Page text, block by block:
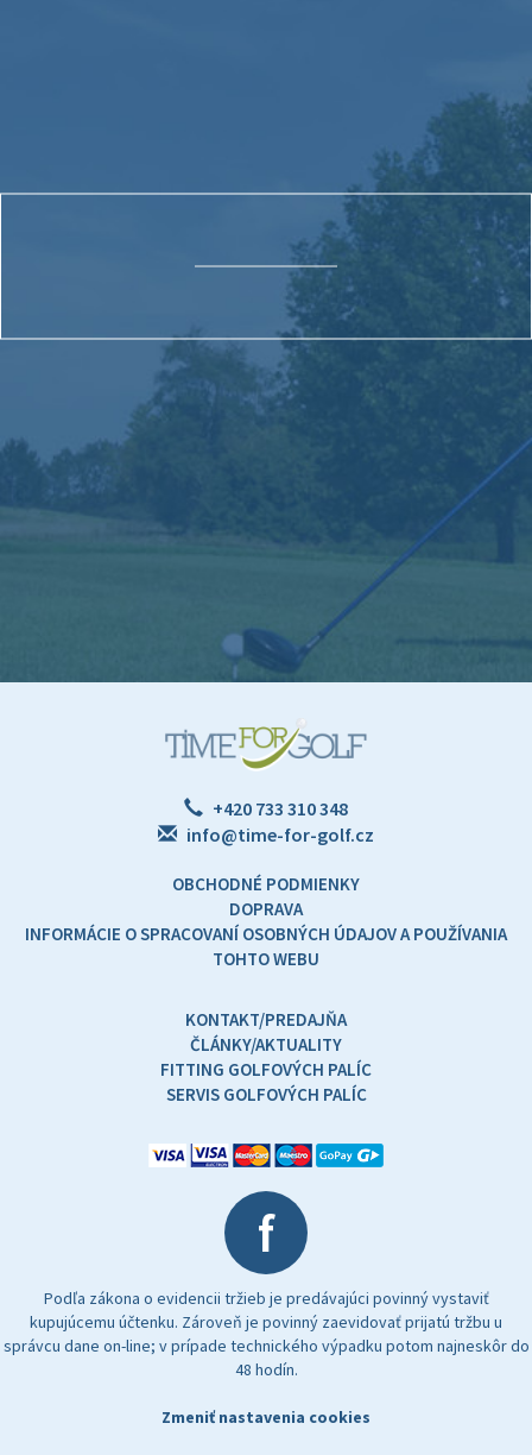
+420 733 310 348
info@time-for-golf.cz
OBCHODNÉ PODMIENKY
DOPRAVA
INFORMÁCIE O SPRACOVANÍ OSOBNÝCH ÚDAJOV A POUŽÍVANIA
TOHTO WEBU
KONTAKT/PREDAJŇA
ČLÁNKY/AKTUALITY
FITTING GOLFOVÝCH PALÍC
SERVIS GOLFOVÝCH PALÍC
f
Podľa zákona o evidencii tržieb je predávajúci povinný vystaviť
kupujúcemu účtenku. Zároveň je povinný zaevidovať prijatú tržbu u
správcu dane on-line; v prípade technického výpadku potom najneskôr do
48 hodín.
Zmeniť nastavenia cookies